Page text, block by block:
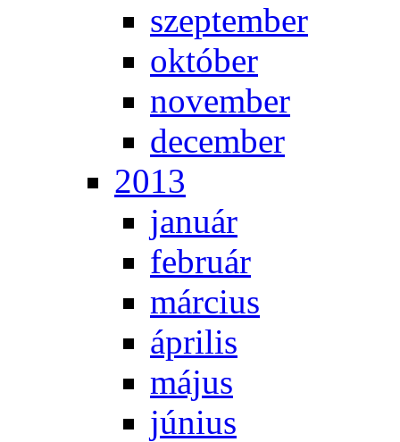
szep­tem­ber
ok­tó­ber
no­vem­ber
de­cem­ber
2013
ja­nu­ár
feb­ru­ár
már­ci­us
áp­ri­lis
má­jus
jú­ni­us